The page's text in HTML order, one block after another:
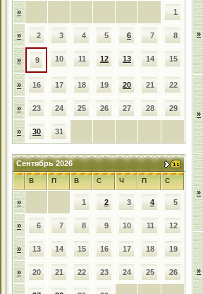
» 1
» 2 3 4 5 6 7 8
» 9 10 11 12 13 14 15
» 16 17 18 19 20 21 22
» 23 24 25 26 27 28 29
» 30 31
Сентябрь 2026
В П В С Ч П С
» 1 2 3 4 5
» 6 7 8 9 10 11 12
» 13 14 15 16 17 18 19
» 20 21 22 23 24 25 26
»
»
»
»